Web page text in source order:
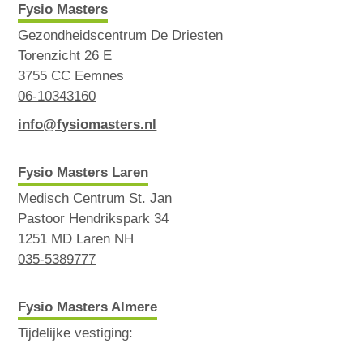
Fysio Masters
Gezondheidscentrum De Driesten
Torenzicht 26 E
3755 CC Eemnes
06-10343160
info@fysiomasters.nl
Fysio Masters Laren
Medisch Centrum St. Jan
Pastoor Hendrikspark 34
1251 MD Laren NH
035-5389777
Fysio Masters Almere
Tijdelijke vestiging: